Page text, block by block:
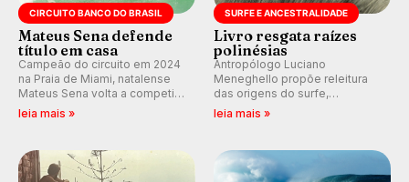
CIRCUITO BANCO DO BRASIL
Mateus Sena defende
título em casa
Campeão do circuito em 2024
na Praia de Miami, natalense
Mateus Sena volta a competir
em casa em busca de manter a
hegemonia potiguar em etapa
leia mais »
SURFE E ANCESTRALIDADE
Livro resgata raízes
polinésias
Antropólogo Luciano
Meneghello propõe releitura
das origens do surfe,
resgatando a cultura polinésia
e questionando a visão
prática em esporte e indústria.
leia mais »